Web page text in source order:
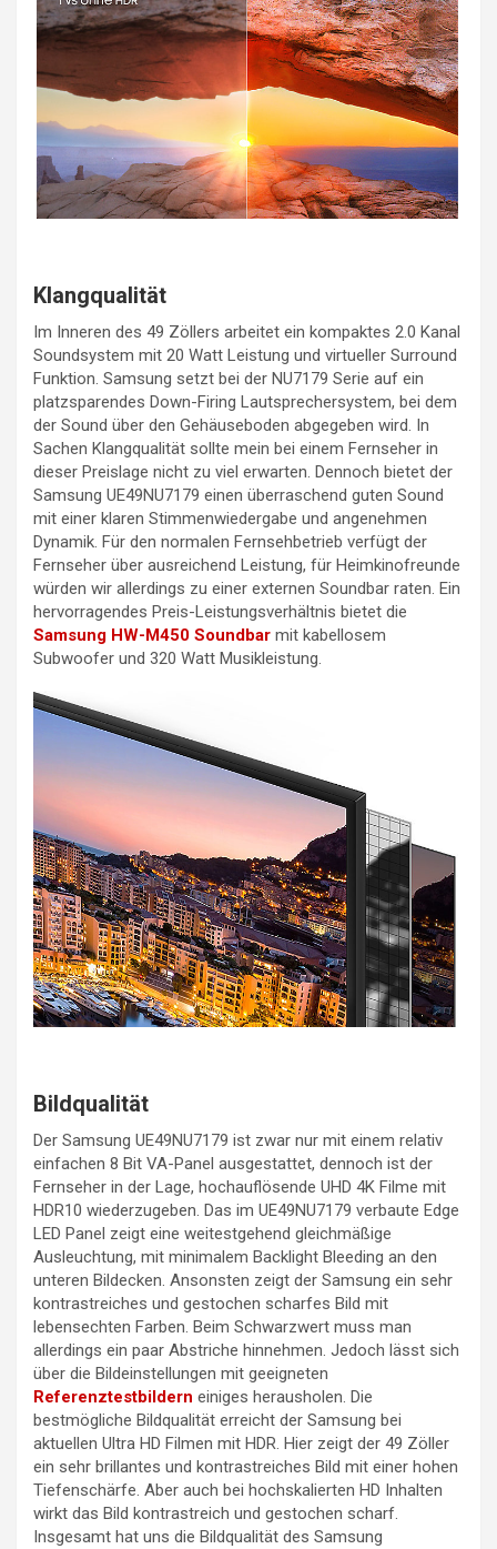
Klangqualität
Im Inneren des 49 Zöllers arbeitet ein kompaktes 2.0 Kanal
Soundsystem mit 20 Watt Leistung und virtueller Surround
Funktion. Samsung setzt bei der NU7179 Serie auf ein
platzsparendes Down-Firing Lautsprechersystem, bei dem
der Sound über den Gehäuseboden abgegeben wird. In
Sachen Klangqualität sollte mein bei einem Fernseher in
dieser Preislage nicht zu viel erwarten. Dennoch bietet der
Samsung UE49NU7179 einen überraschend guten Sound
mit einer klaren Stimmenwiedergabe und angenehmen
Dynamik. Für den normalen Fernsehbetrieb verfügt der
Fernseher über ausreichend Leistung, für Heimkinofreunde
würden wir allerdings zu einer externen Soundbar raten. Ein
hervorragendes Preis-Leistungsverhältnis bietet die
Samsung HW-M450 Soundbar mit kabellosem
Subwoofer und 320 Watt Musikleistung.
Bildqualität
Der Samsung UE49NU7179 ist zwar nur mit einem relativ
einfachen 8 Bit VA-Panel ausgestattet, dennoch ist der
Fernseher in der Lage, hochauflösende UHD 4K Filme mit
HDR10 wiederzugeben. Das im UE49NU7179 verbaute Edge
LED Panel zeigt eine weitestgehend gleichmäßige
Ausleuchtung, mit minimalem Backlight Bleeding an den
unteren Bildecken. Ansonsten zeigt der Samsung ein sehr
kontrastreiches und gestochen scharfes Bild mit
lebensechten Farben. Beim Schwarzwert muss man
allerdings ein paar Abstriche hinnehmen. Jedoch lässt sich
über die Bildeinstellungen mit geeigneten
Referenztestbildern einiges herausholen. Die
bestmögliche Bildqualität erreicht der Samsung bei
aktuellen Ultra HD Filmen mit HDR. Hier zeigt der 49 Zöller
ein sehr brillantes und kontrastreiches Bild mit einer hohen
Tiefenschärfe. Aber auch bei hochskalierten HD Inhalten
wirkt das Bild kontrastreich und gestochen scharf.
Insgesamt hat uns die Bildqualität des Samsung